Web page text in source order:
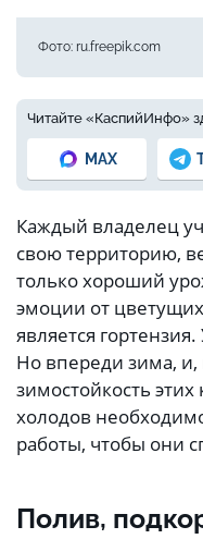
Фото: ru.freepik.com
Читайте «КаспийИнфо»
MAX
Каждый владелец
свою территорию,
только хороший
эмоции от
является
Но впереди зима,
зимостойкость
холодов
работы, чтобы они
Полив,